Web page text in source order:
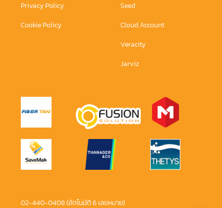
Privacy Policy
Cookie Policy
Seed
Cloud Account
Veracity
Jarviz
02-440-0408 (อัตโนมัติ 6 เลขหมาย)